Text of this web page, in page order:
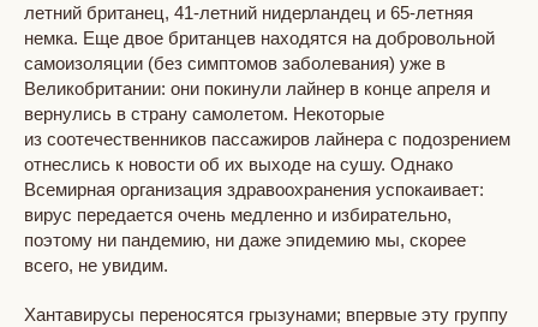
летний британец, 41-летний нидерландец и 65-летняя
немка. Еще двое британцев находятся на добровольной
самоизоляции (без симптомов заболевания) уже в
Великобритании: они покинули лайнер в конце апреля и
вернулись в страну самолетом. Некоторые
из соотечественников пассажиров лайнера с подозрением
отнеслись к новости об их выходе на сушу. Однако
Всемирная организация здравоохранения успокаивает:
вирус передается очень медленно и избирательно,
поэтому ни пандемию, ни даже эпидемию мы, скорее
всего, не увидим.
Хантавирусы переносятся грызунами; впервые эту группу